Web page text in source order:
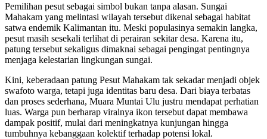
Pemilihan pesut sebagai simbol bukan tanpa alasan. Sungai
Mahakam yang melintasi wilayah tersebut dikenal sebagai habitat
satwa endemik Kalimantan itu. Meski populasinya semakin langka,
pesut masih sesekali terlihat di perairan sekitar desa. Karena itu,
patung tersebut sekaligus dimaknai sebagai pengingat pentingnya
menjaga kelestarian lingkungan sungai.
Kini, keberadaan patung Pesut Mahakam tak sekadar menjadi objek
swafoto warga, tetapi juga identitas baru desa. Dari biaya terbatas
dan proses sederhana, Muara Muntai Ulu justru mendapat perhatian
luas. Warga pun berharap viralnya ikon tersebut dapat membawa
dampak positif, mulai dari meningkatnya kunjungan hingga
tumbuhnya kebanggaan kolektif terhadap potensi lokal.